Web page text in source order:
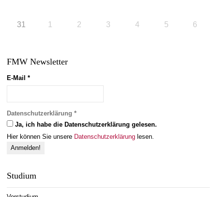
31 1 2 3 4 5 6
FMW Newsletter
E-Mail *
Datenschutzerklärung *
Ja, ich habe die Datenschutzerklärung gelesen.
Hier können Sie unsere Datenschutzerklärung lesen.
Studium